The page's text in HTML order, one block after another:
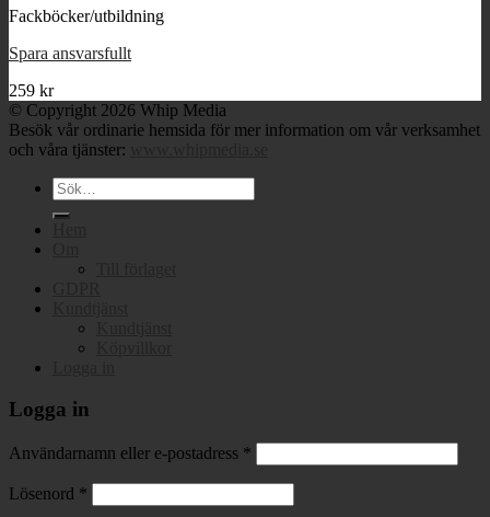
Fackböcker/utbildning
Spara ansvarsfullt
259 kr
© Copyright 2026 Whip Media
Besök vår ordinarie hemsida för mer information om vår verksamhet
och våra tjänster:
Sök
efter:
Logga in
Användarnamn eller e-postadress *
Lösenord *